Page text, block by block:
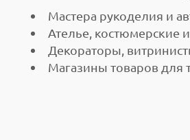
Мастера рукоделия и
Ателье, костюмерские
Декораторы,
Магазины товаров для